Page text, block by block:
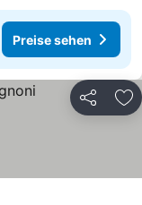
Preise sehen
Teilen